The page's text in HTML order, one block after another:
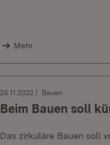
Mehr
25.11.2022 Bauen
Beim Bauen soll
Das zirkuläre Bauen soll